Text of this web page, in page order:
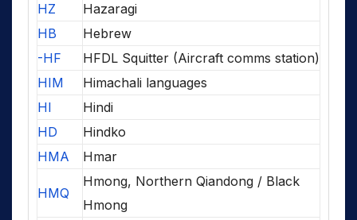
HZ
Hazaragi
HB
Hebrew
-HF
HFDL Squitter (Aircraft comms station)
HIM
Himachali languages
HI
Hindi
HD
Hindko
HMA
Hmar
HMQ
Hmong, Northern Qiandong / Black
Hmong